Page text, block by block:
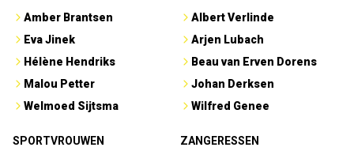
Amber Brantsen
Eva Jinek
Hélène Hendriks
Malou Petter
Welmoed Sijtsma
Albert Verlinde
Arjen Lubach
Beau van Erven Dorens
Johan Derksen
Wilfred Genee
SPORTVROUWEN ZANGERESSEN